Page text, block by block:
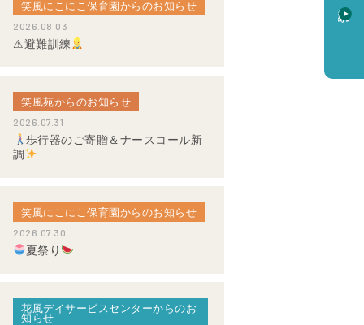
笑風にこにこ保育園からのお知らせ
2026.08.03
⚠避難訓練
笑風苑からのお知らせ
2026.07.31
歩行器のご寄贈＆ナースコール新
調
笑風にこにこ保育園からのお知らせ
2026.07.30
夏祭り
花風デイサービスセンターからのお
知らせ